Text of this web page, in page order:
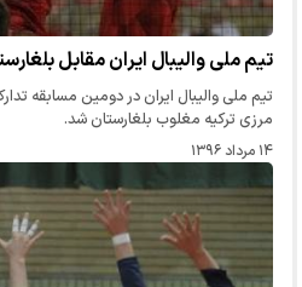
تیم ملی والیبال ایران مقابل
تیم ملی والیبال ایران در دومین مسابقه
مرزی ترکیه مغلوب بلغارستان شد.
۱۴ مرداد ۱۳۹۶